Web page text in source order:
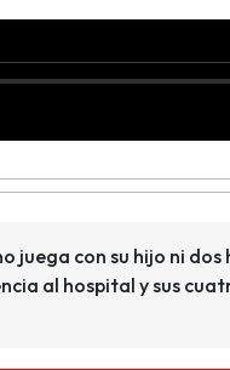
juega con su hijo ni
al hospital y sus